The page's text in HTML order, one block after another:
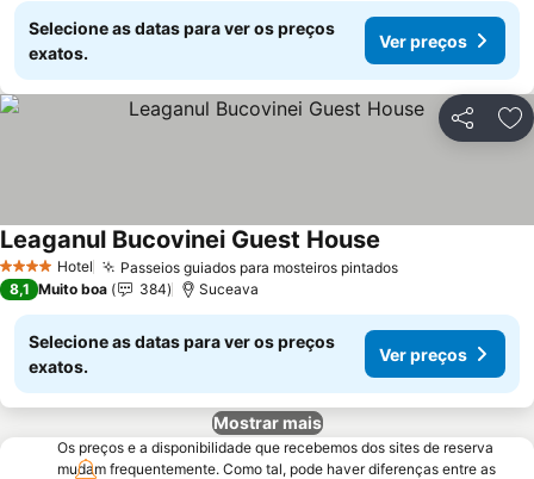
Selecione as datas para ver os preços
exatos.
Ver preços
Partilhar
4 EstrelasHotel Passeios guiados para mosteiros pintados
Leaganul Bucovinei Guest House
8,1 Muito boa 384 Suceava
Selecione as datas para ver os preços
exatos.
Ver preços
Mostrar mais
Os preços e a disponibilidade que recebemos dos sites de reserva
mudam frequentemente. Como tal, pode haver diferenças entre as